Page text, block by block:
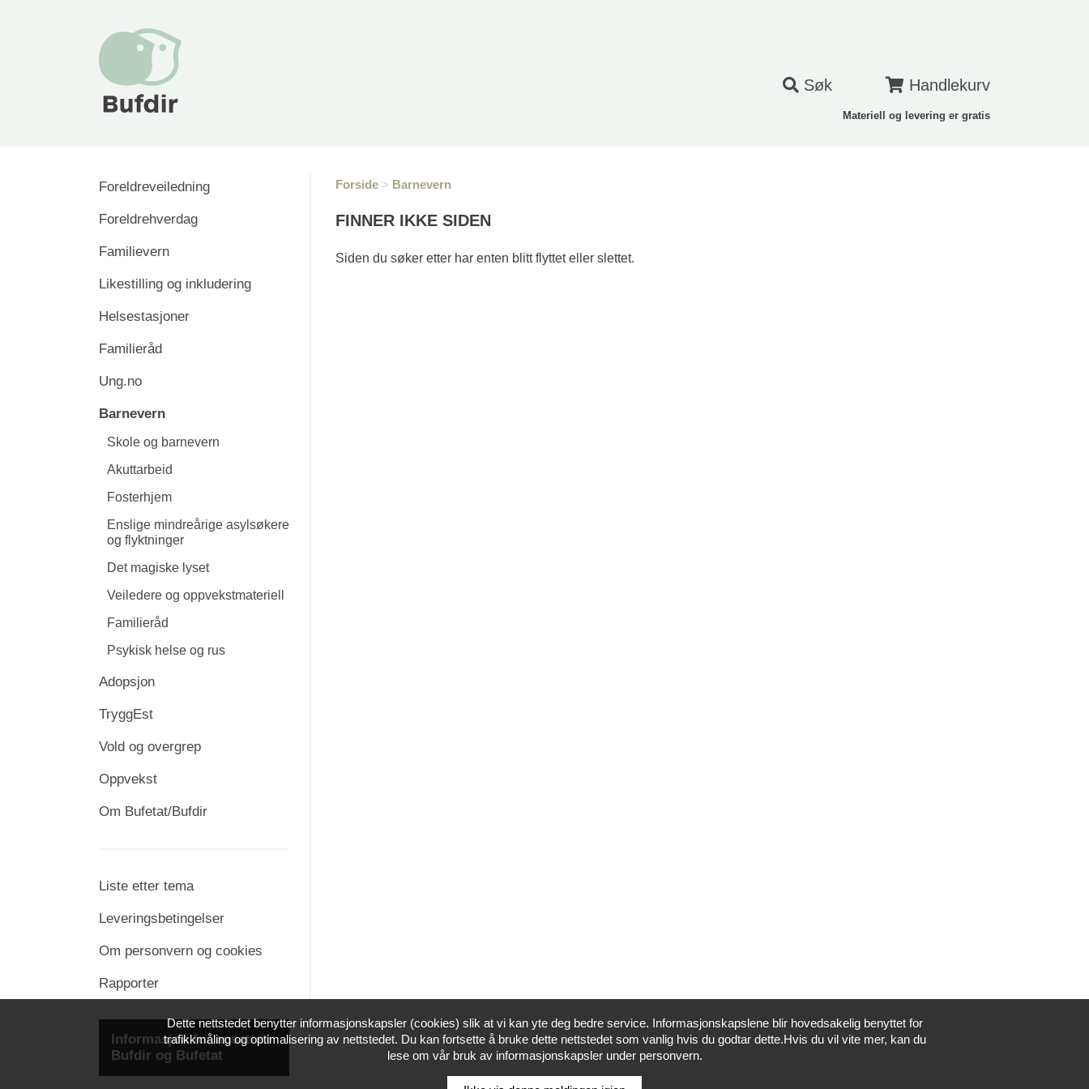
Søk Handlekurv
Materiell og levering er gratis
Foreldreveiledning
Foreldrehverdag
Familievern
Likestilling og inkludering
Helsestasjoner
Familieråd
Ung.no
Barnevern
Skole og barnevern
Akuttarbeid
Fosterhjem
Enslige mindreårige asylsøkere
og flyktninger
Det magiske lyset
Veiledere og oppvekstmateriell
Familieråd
Psykisk helse og rus
Adopsjon
TryggEst
Vold og overgrep
Oppvekst
Om Bufetat/Bufdir
Liste etter tema
Leveringsbetingelser
Om personvern og cookies
Rapporter
Informasjon for ansatte i
Bufdir og Bufetat
Forside > Barnevern
FINNER IKKE SIDEN
Siden du søker etter har enten blitt flyttet eller slettet.
Dette nettstedet benytter informasjonskapsler (cookies) slik at vi kan yte deg bedre service. Informasjonskapslene blir hovedsakelig benyttet for
trafikkmåling og optimalisering av nettstedet. Du kan fortsette å bruke dette nettstedet som vanlig hvis du godtar dette.Hvis du vil vite mer, kan du
lese om vår bruk av informasjonskapsler under personvern.